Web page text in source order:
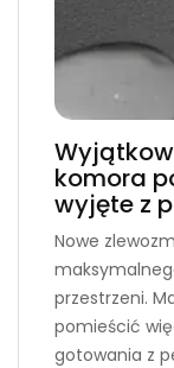
komora
wyjęte z
Nowe
przestrzeni.
pomieścić
gotowania z